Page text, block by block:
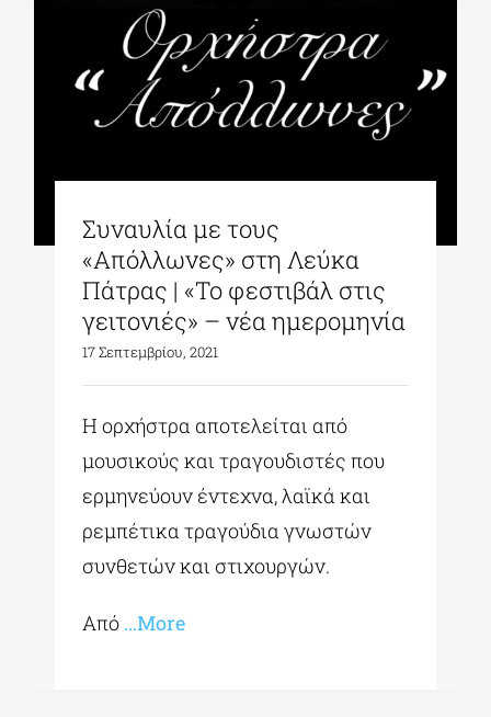
ΔΙΔΑΚΤΟΡΙΚΑ
ΧΩΡΟΙ ΤΕΧΝΗΣ
ΕΚΔΗΛΩΣΕΙΣ
Συναυλία με τους
«Απόλλωνες» στη Λεύκα
Πάτρας | «Το φεστιβάλ στις
γειτονιές» – νέα ημερομηνία
17 Σεπτεμβρίου, 2021
Η ορχήστρα αποτελείται από
μουσικούς και τραγουδιστές που
ερμηνεύουν έντεχνα, λαϊκά και
ρεμπέτικα τραγούδια γνωστών
συνθετών και στιχουργών.
Από …More